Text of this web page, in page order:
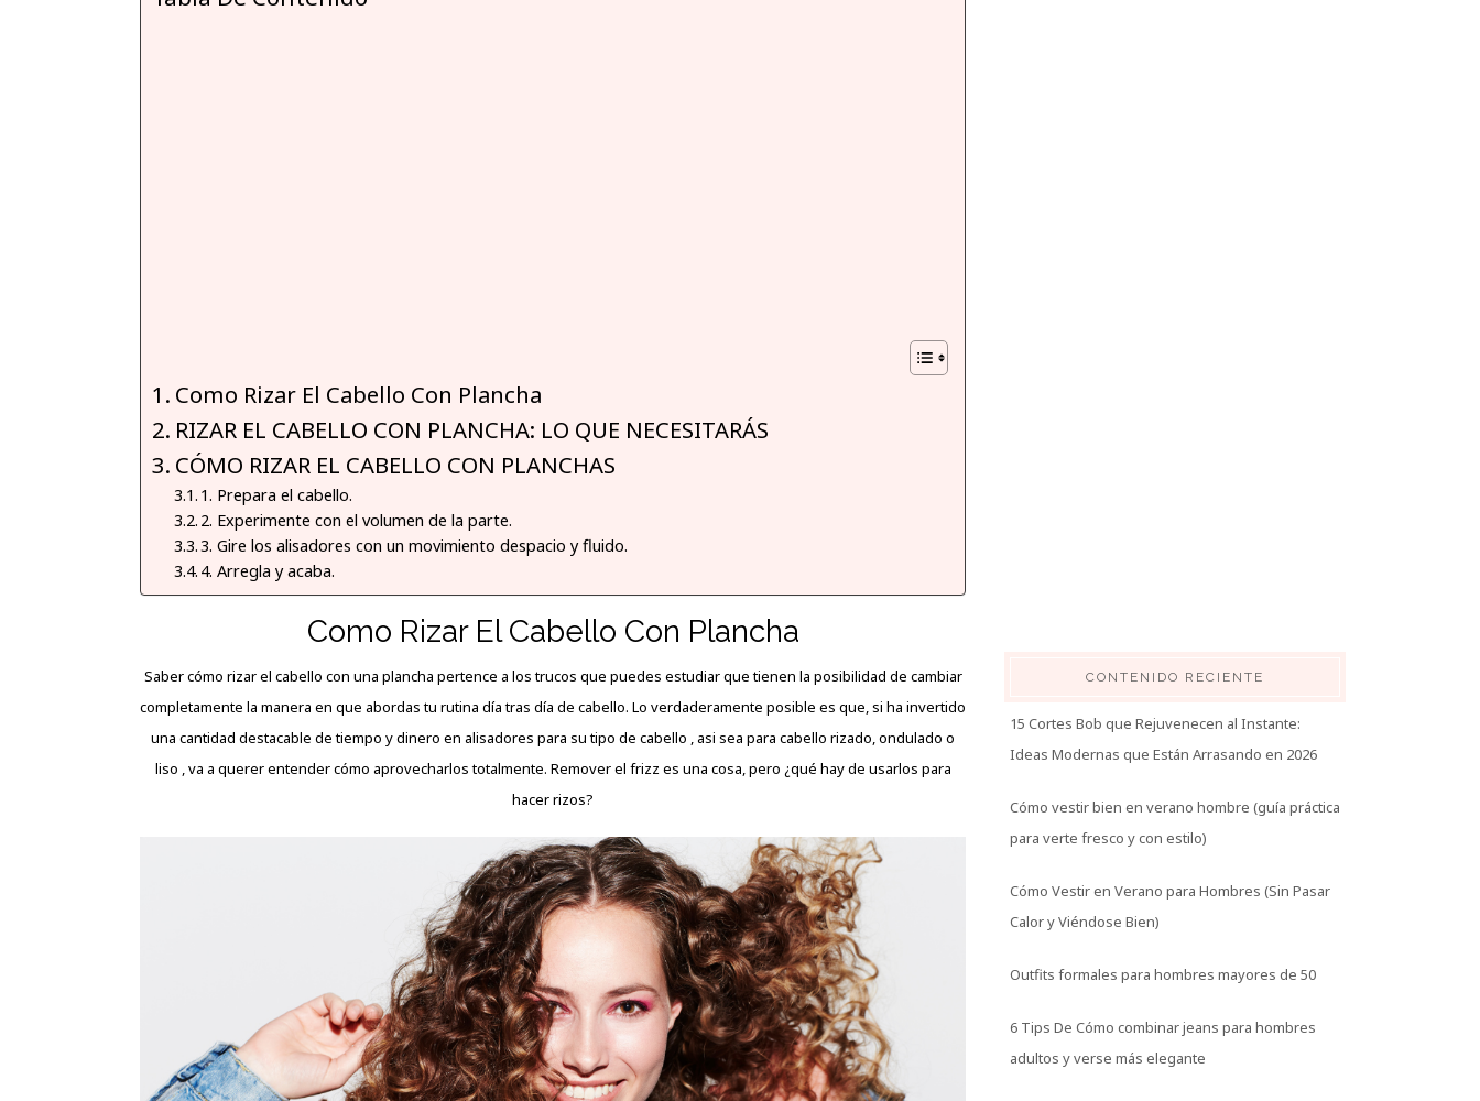
Como Rizar El Cabello Con Plancha
RIZAR EL CABELLO CON PLANCHA: LO QUE NECESITARÁS
CÓMO RIZAR EL CABELLO CON PLANCHAS
1. Prepara el cabello.
2. Experimente con el volumen de la parte.
3. Gire los alisadores con un movimiento despacio y fluido.
4. Arregla y acaba.
Como Rizar El Cabello Con Plancha
Saber cómo rizar el cabello con una plancha pertence a los trucos que puedes estudiar que tienen la posibilidad de cambiar
completamente la manera en que abordas tu rutina día tras día de cabello. Lo verdaderamente posible es que, si ha invertido
una cantidad destacable de tiempo y dinero en alisadores para su tipo de cabello , asi sea para cabello rizado, ondulado o
liso , va a querer entender cómo aprovecharlos totalmente. Remover el frizz es una cosa, pero ¿qué hay de usarlos para
hacer rizos?
CONTENIDO RECIENTE
15 Cortes Bob que Rejuvenecen al Instante:
Ideas Modernas que Están Arrasando en 2026
Cómo vestir bien en verano hombre (guía práctica
para verte fresco y con estilo)
Cómo Vestir en Verano para Hombres (Sin Pasar
Calor y Viéndose Bien)
Outfits formales para hombres mayores de 50
6 Tips De Cómo combinar jeans para hombres
adultos y verse más elegante